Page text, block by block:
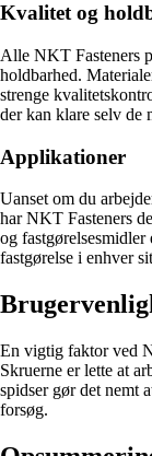
Kvalitet og
Alle NKT Fasteners
holdbarhed.
strenge
der kan klare selv de
Applikationer
Uanset om du
har NKT Fasteners
og
fastgørelse i enhver
En vigtig faktor ved
Skruerne er lette at
spidser gør det nemt
forsøg.